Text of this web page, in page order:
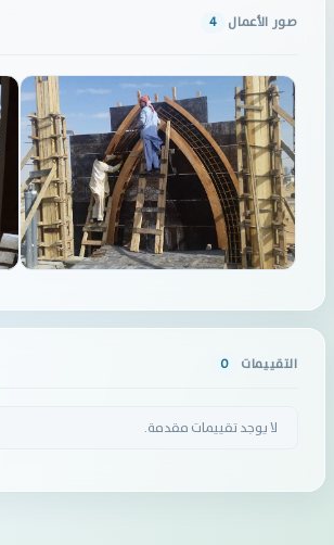
صور الأعمال 4
التقييمات 0
لا يوجد تقييمات مقدمة.